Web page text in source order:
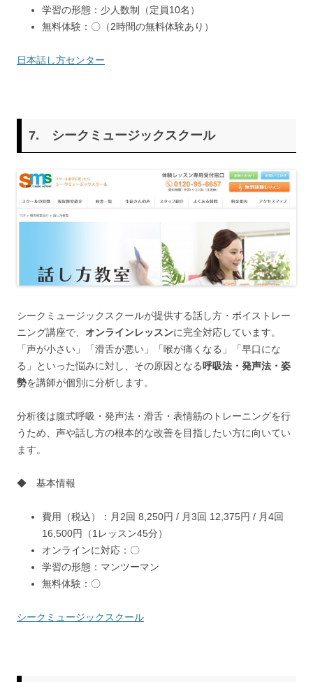
学習の形態：少人数制（定員10名）
無料体験：〇（2時間の無料体験あり）
日本話し方センター
7. シークミュージックスクール
シークミュージックスクールが提供する話し方・ボイストレー
ニング講座で、 オンラインレッスンに完全対応しています。
「声が小さい」「滑舌が悪い」「喉が痛くなる」「早口にな
る」といった悩みに対し、その原因となる呼吸法・発声法・姿
勢を講師が個別に分析します。
分析後は腹式呼吸・発声法・滑舌・表情筋のトレーニングを行
うため、声や話し方の根本的な改善を目指したい方に向いてい
ます。
◆ 基本情報
費用（税込）：月2回 8,250円 / 月3回 12,375円 / 月4回
16,500円（1レッスン45分）
オンラインに対応：〇
学習の形態：マンツーマン
無料体験：〇
シークミュージックスクール